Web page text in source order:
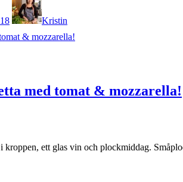
Kristin
med tomat & mozzarella!
kroppen, ett glas vin och plockmiddag.